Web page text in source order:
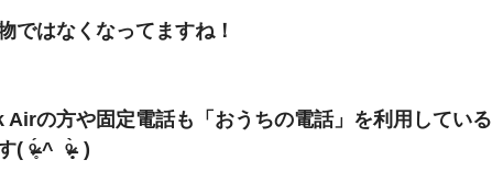
ではなくなってますね！
の方や固定電話も「おうちの電話」を利用している
( ᵒ̴̶̷̥́ ^  ᵒ̴̶̷̣̥̀  )